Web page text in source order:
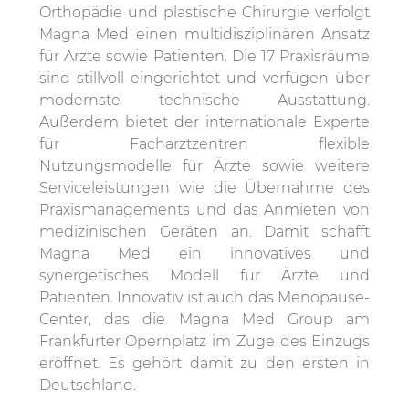
Orthopädie und plastische Chirurgie verfolgt
Magna Med einen multidisziplinären Ansatz
für Ärzte sowie Patienten. Die 17 Praxisräume
sind stillvoll eingerichtet und verfügen über
modernste technische Ausstattung.
Außerdem bietet der internationale Experte
für Facharztzentren flexible
Nutzungsmodelle für Ärzte sowie weitere
Serviceleistungen wie die Übernahme des
Praxismanagements und das Anmieten von
medizinischen Geräten an. Damit schafft
Magna Med ein innovatives und
synergetisches Modell für Ärzte und
Patienten. Innovativ ist auch das Menopause-
Center, das die Magna Med Group am
Frankfurter Opernplatz im Zuge des Einzugs
eröffnet. Es gehört damit zu den ersten in
Deutschland.